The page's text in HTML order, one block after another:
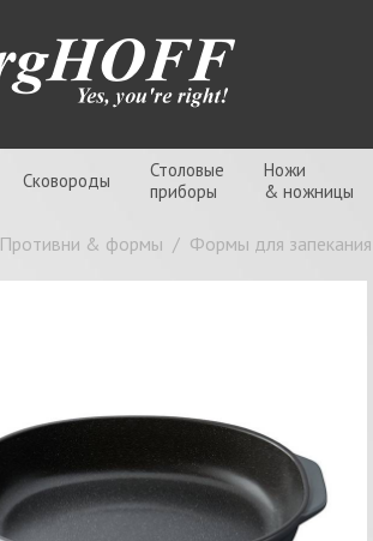
Сковороды
Столовые
приборы
Ножи
& ножницы
Противни & формы / Формы для запекания